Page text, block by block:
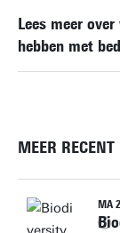
Lees meer
hebben met
MEER
MA